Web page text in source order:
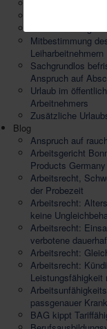
Mindestlohn -
Mitbestimmung
Mitbestimmung
Mitbestimmung
Leiharbeitnehmern
Sachgrundlos
Anspruch auf
Urlaub im
Arbeitnehmers
Zusätzliche
Blog
Anspruch auf
Arbeitsgericht
Products
Arbeitsrecht,
der Probezeit
Arbeitsrecht:
keine
Arbeitsrecht:
verbotene
Arbeitsrecht:
Arbeitsrecht:
Leistungsfähigkeit
passgenauer
BAG kippt